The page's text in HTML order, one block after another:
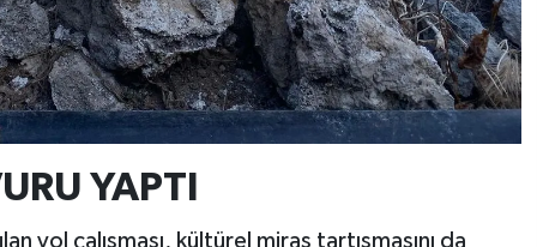
YAPTI
yol çalışması, kültürel miras tartışmasını da